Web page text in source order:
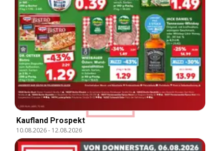
Kaufland Prospekt
10.08.2026- 12.08.2026